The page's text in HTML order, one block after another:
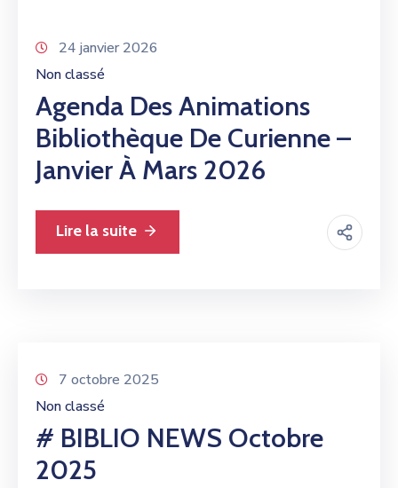
24 janvier 2026
Non classé
Agenda Des Animations
Bibliothèque De Curienne –
Janvier À Mars 2026
Lire la suite
7 octobre 2025
Non classé
# BIBLIO NEWS Octobre
2025